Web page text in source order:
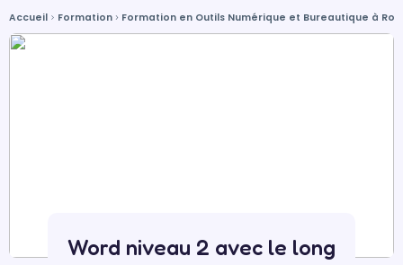
Accueil Formation Formation en Outils Numérique et Bureautique à
Word niveau 2 avec le long